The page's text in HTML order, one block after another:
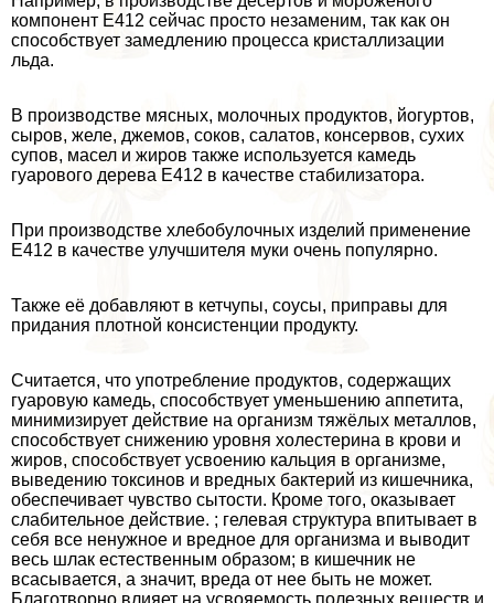
компонент Е412 сейчас просто незаменим, так как он
способствует замедлению процесса кристаллизации
льда.
В производстве мясных, молочных продуктов, йогуртов,
сыров, желе, джемов, соков, салатов, консервов, сухих
супов, масел и жиров также используется камедь
гуарового дерева Е412 в качестве стабилизатора.
При производстве хлебобулочных изделий применение
Е412 в качестве улучшителя муки очень популярно.
Также её добавляют в кетчупы, соусы, приправы для
придания плотной консистенции продукту.
Считается, что употрeбление продуктов, содержащих
гуаровую камедь, способствует уменьшению аппетита,
минимизирует действие на организм тяжёлых металлов,
способствует снижению уровня холестерина в крови и
жиров, способствует усвоению кальция в организме,
выведению токсинов и вредных бактерий из кишечника,
обеспечивает чувство сытости. Кроме того, оказывает
слабительное действие. ; гелевая структура впитывает в
себя все ненужное и вредное для организма и выводит
весь шлак естественным образом; в кишечник не
всасывается, а значит, вреда от нее быть не может.